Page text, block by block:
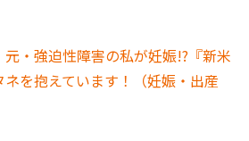
元・強迫性障害の私が妊娠!?『新米
を抱えています！（妊娠・出産